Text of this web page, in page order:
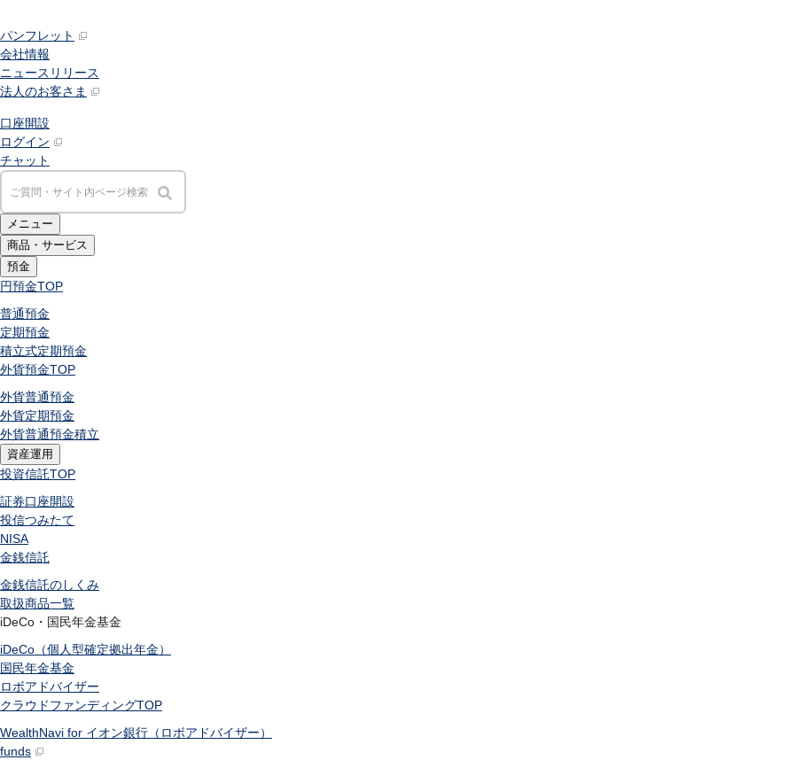
パンフレット
会社情報
ニュースリリース
法人のお客さま
口座開設
ログイン
チャット
メニュー
商品・サービス
預金
円預金TOP
普通預金
定期預金
積立式定期預金
外貨預金TOP
外貨普通預金
外貨定期預金
外貨普通預金積立
資産運用
投資信託TOP
証券口座開設
投信つみたて
NISA
金銭信託
金銭信託のしくみ
取扱商品一覧
iDeCo・国民年金基金
iDeCo（個人型確定拠出年金）
国民年金基金
ロボアドバイザー
クラウドファンディングTOP
WealthNavi for イオン銀行（ロボアドバイザー）
funds